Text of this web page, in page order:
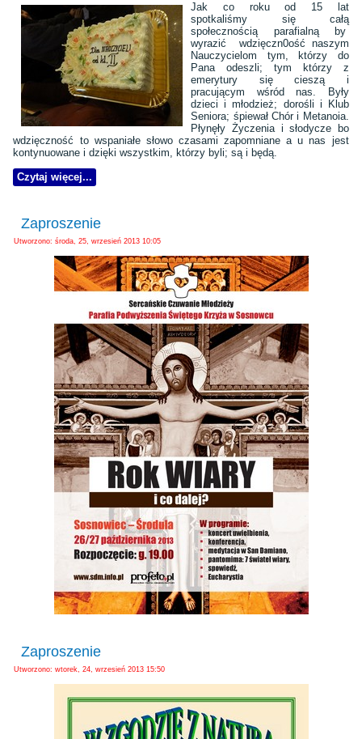
Jak co roku od 15 lat
spotkaliśmy się całą
społecznością parafialną by
wyrazić wdzięczn0ość naszym
Nauczycielom tym, którzy do
Pana odeszli; tym którzy z
emerytury się cieszą i
pracującym wśród nas. Były
dzieci i młodzież; dorośli i Klub
Seniora; śpiewał Chór i Metanoia.
Płynęły Życzenia i słodycze bo
wdzięczność to wspaniałe słowo czasami zapomniane a u nas jest
kontynuowane i dzięki wszystkim, którzy byli; są i będą.
Czytaj więcej...
Zaproszenie
Utworzono: środa, 25, wrzesień 2013 10:05
Zaproszenie
Utworzono: wtorek, 24, wrzesień 2013 15:50